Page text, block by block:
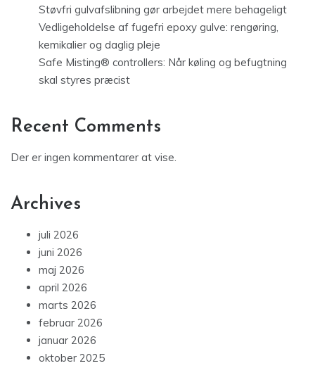
Støvfri gulvafslibning gør arbejdet mere behageligt
Vedligeholdelse af fugefri epoxy gulve: rengøring,
kemikalier og daglig pleje
Safe Misting® controllers: Når køling og befugtning
skal styres præcist
Recent Comments
Der er ingen kommentarer at vise.
Archives
juli 2026
juni 2026
maj 2026
april 2026
marts 2026
februar 2026
januar 2026
oktober 2025